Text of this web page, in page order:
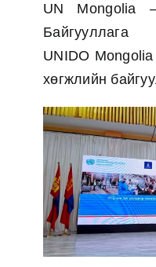
UN Mongolia
Байгууллага
UNIDO
хөгжлийн